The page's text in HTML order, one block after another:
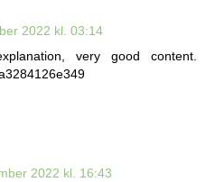
2022 kl. 03:14
very good content.
2022 kl. 16:43